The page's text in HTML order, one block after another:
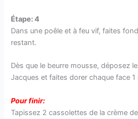
Étape: 4
Dans une poêle et à feu vif, faites
restant.
Dès que le beurre mousse, déposez
Jacques et faites dorer chaque face 1
Pour finir:
Tapissez 2 cassolettes de la crème